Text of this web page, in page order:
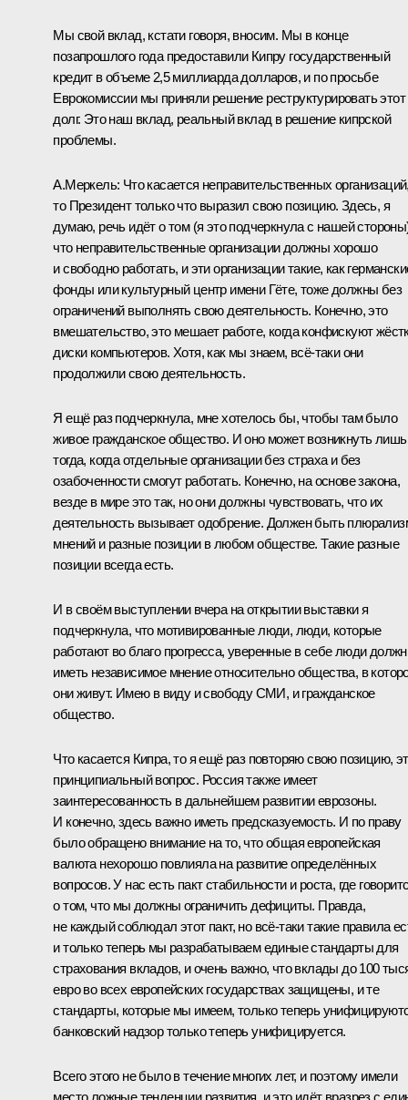
Мы свой вклад, кстати говоря, вносим. Мы в конце
позапрошлого года предоставили Кипру государственный
кредит в объеме 2,5 миллиарда долларов, и по просьбе
Еврокомиссии мы приняли решение реструктурировать этот
долг. Это наш вклад, реальный вклад в решение кипрской
проблемы.
А.Меркель: Что касается неправительственных
то Президент только что выразил свою позицию. Здесь, я
думаю, речь идёт о том (я это подчеркнула с нашей
что неправительственные организации должны хорошо
и свободно работать, и эти организации такие, как
фонды или культурный центр имени Гёте, тоже должны без
ограничений выполнять свою деятельность. Конечно, это
вмешательство, это мешает работе, когда конфискуют
диски компьютеров. Хотя, как мы знаем, всё‑таки они
продолжили свою деятельность.
Я ещё раз подчеркнула, мне хотелось бы, чтобы там было
живое гражданское общество. И оно может возникнуть лишь
тогда, когда отдельные организации без страха и без
озабоченности смогут работать. Конечно, на основе закона,
везде в мире это так, но они должны чувствовать, что их
деятельность вызывает одобрение. Должен быть
мнений и разные позиции в любом обществе. Такие разные
позиции всегда есть.
И в своём выступлении вчера на открытии выставки я
подчеркнула, что мотивированные люди, люди, которые
работают во благо прогресса, уверенные в себе люди
иметь независимое мнение относительно общества, в
они живут. Имею в виду и свободу СМИ, и гражданское
общество.
Что касается Кипра, то я ещё раз повторяю свою позицию,
принципиальный вопрос. Россия также имеет
заинтересованность в дальнейшем развитии еврозоны.
И конечно, здесь важно иметь предсказуемость. И по праву
было обращено внимание на то, что общая европейская
валюта нехорошо повлияла на развитие определённых
вопросов. У нас есть пакт стабильности и роста, где
о том, что мы должны ограничить дефициты. Правда,
не каждый соблюдал этот пакт, но всё‑таки такие правила
и только теперь мы разрабатываем единые стандарты для
страхования вкладов, и очень важно, что вклады до 100
евро во всех европейских государствах защищены, и те
стандарты, которые мы имеем, только теперь
банковский надзор только теперь унифицируется.
Всего этого не было в течение многих лет, и поэтому имели